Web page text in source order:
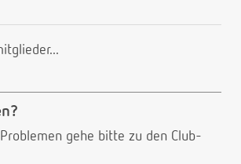
gehe bitte zu den Club-